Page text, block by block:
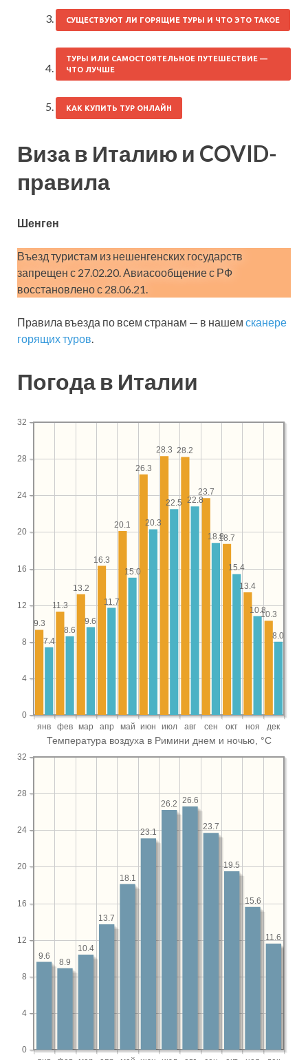
СУЩЕСТВУЮТ ЛИ ГОРЯЩИЕ ТУРЫ И ЧТО ЭТО ТАКОЕ
ТУРЫ ИЛИ САМОСТОЯТЕЛЬНОЕ ПУТЕШЕСТВИЕ —
ЧТО ЛУЧШЕ
КАК КУПИТЬ ТУР ОНЛАЙН
Виза в Италию и COVID-
правила
Шенген
Въезд туристам из нешенгенских государств
запрещен с 27.02.20. Авиасообщение с РФ
восстановлено с 28.06.21.
Правила въезда по всем странам — в нашем сканере
горящих туров.
Погода в Италии